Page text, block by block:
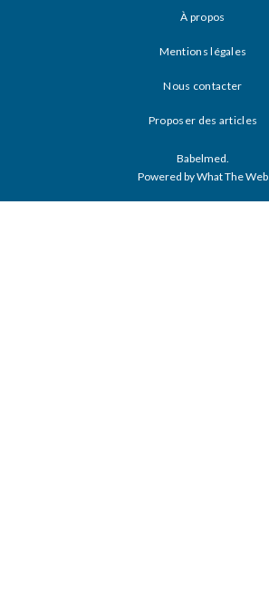
À propos
Mentions légales
Nous contacter
Proposer des articles
Babelmed.
Powered by What The Web